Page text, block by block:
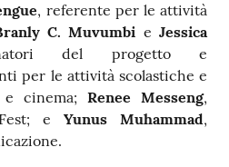
, referente per le attività
C. Muvumbi eJessica
del progetto e
per le attività scolastiche e
e cinema; Renee Messeng,
e Yunus Muhammad,